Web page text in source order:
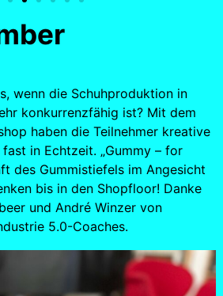
wenn die Schuhproduktion in
konkurrenzfähig ist? Mit dem
haben die Teilnehmer kreative
in Echtzeit. „Gummy – for
des Gummistiefels im Angesicht
bis in den Shopfloor! Danke
und André Winzer von
5.0-Coaches.